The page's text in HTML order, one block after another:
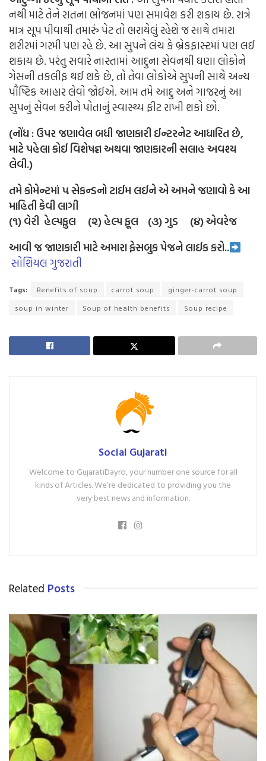
નથી માટે તેને રાતના ભોજનમાં પણ સમાવેશ કરી શકાય છે. રાત્રે
માત્ર સૂપ પીવાથી તમારું પેટ તો ભરાયેલું રહેશે જ સાથે તમારા
શરીરમાં ગરમી પણ રહે છે. આ સુપને લંચ કે બ્રેકફાસ્ટમાં પણ લઈ
શકાય છે. પરંતુ સવારે નાસ્તામાં આદુના સેવનથી ઘણા લોકોને
ગેસની તકલીફ થઈ શકે છે, તો તેવા લોકોએ સુપની સાથે અન્ય
પૌષ્ટિક આહાર લેવો જોઈએ. આમ તમે આદુ અને ગાજરનું આ
સુપનું સેવન કરીને પોતાનું સ્વાસ્થ્ય ફીટ રાખી શકો છો.
(નોંધ:ઉપરજણાવેલ બધી જાણકારી ઈન્ટરનેટઆધારિત છે,
માટે પહેલા કોઈ વિશેષજ્ઞ અથવા જાણકારની સલાહ અવશ્ય
લેવી.)
તમે કોમેન્ટમાં ૫ સેકન્ડનો ટાઈમ લઈને એ અમને જણાવો કે આ
માહિતી કેવી લાગી
(૧) વેરી હેલ્પફુલ (૨) હેલ્પ ફૂલ (૩) ગુડ (૪) એવરેજ
આવી જ જાણકારી માટે અમારા ફેસબુક પેજને લાઈક કરો..
સોશિયલ ગુજરાતી
Tags: Benefits of soup carrot soup
ginger-carrot soup
soup in winter
Soup of health benefits Soup recipe
Social Gujarati
Welcome to GujaratiDayro, your number one source for all
kinds of Articles. We’re dedicated to providing you the
very best news and information.
Related Posts